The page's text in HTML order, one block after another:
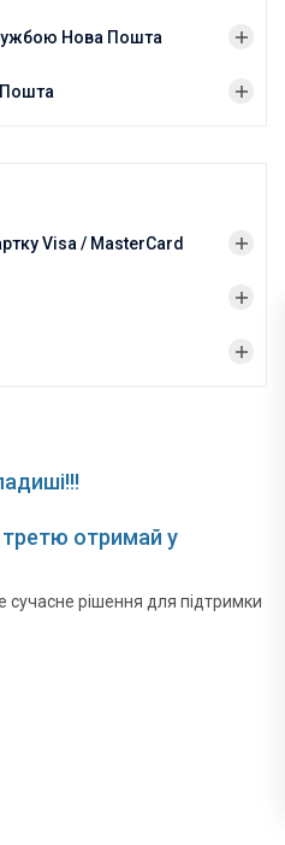
Нова Пошта
Visa / MasterCard
третю отримай у
сучасне рішення для підтримки